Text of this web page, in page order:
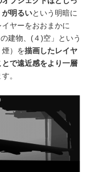
が明るいという明暗に
ヤーをおおまかに
建物、(４)空」という
）を描画したレイヤ
で遠近感をより一層
。